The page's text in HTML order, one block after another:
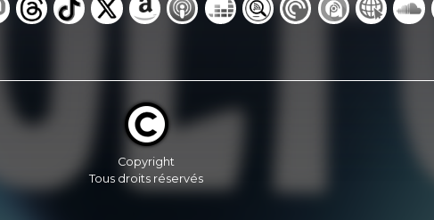
Copyright
Tous droits réservés